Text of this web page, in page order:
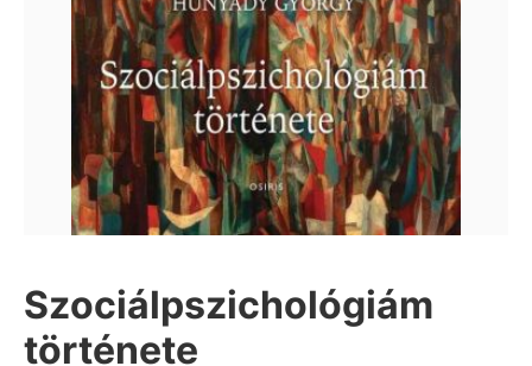
Szociálpszichológiám
története